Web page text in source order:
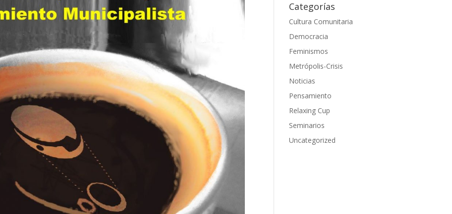
Categorías
Cultura Comunitaria
Democracia
Feminismos
Metrópolis-Crisis
Noticias
Pensamiento
Relaxing Cup
Seminarios
Uncategorized